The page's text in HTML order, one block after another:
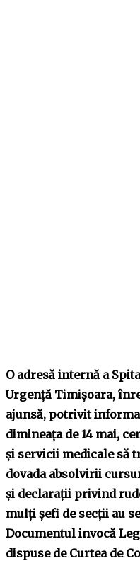
O adresă internă a
Urgență Timișoara,
ajunsă, potrivit
dimineața de 14 mai,
și servicii medicale să
dovada absolvirii
și declarații privind
mulți șefi de secții au
Documentul invocă
dispuse de Curtea de